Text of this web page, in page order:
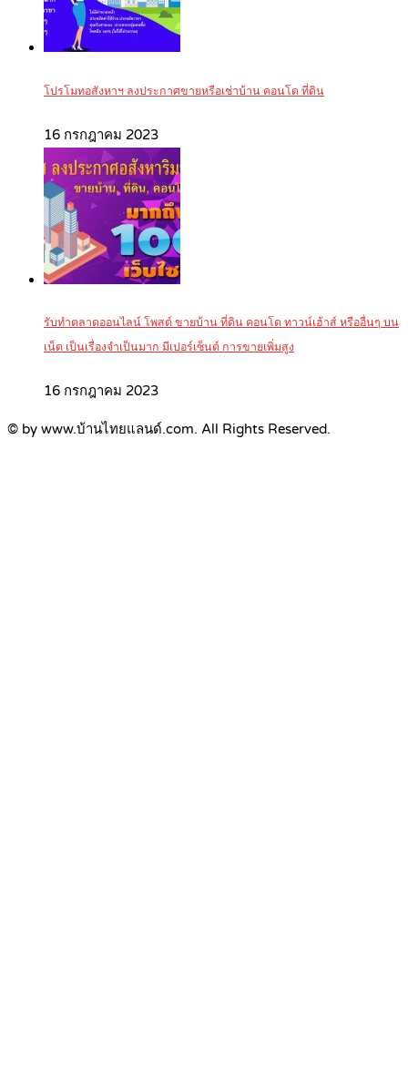
โปรโมทอสังหาฯ ลงประกาศขายหรือเช่าบ้าน คอนโด ที่ดิน
16 กรกฎาคม 2023
รับทำตลาดออนไลน์ โพสต์ ขายบ้าน ที่ดิน คอนโด ทาวน์เฮ้าส์ หรืออื่นๆ บน
เน็ต เป็นเรื่องจำเป็นมาก มีเปอร์เซ็นต์ การขายเพิ่มสูง
16 กรกฎาคม 2023
© by www.บ้านไทยแลนด์.com. All Rights Reserved.